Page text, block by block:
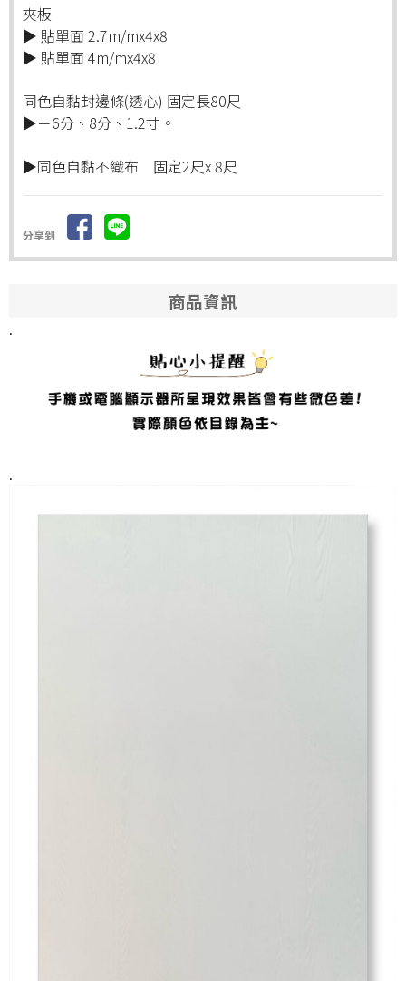
夾板
▶ 貼單面 2.7m/mx4x8
▶ 貼單面 4m/mx4x8
同色自黏封邊條(透心) 固定長80尺
▶－6分、8分、1.2寸。
▶同色自黏不織布 固定2尺x 8尺
分享到
商品資訊
.
.